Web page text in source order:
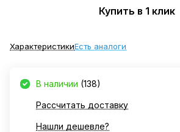
Купить в 1 клик
ХарактеристикиЕсть аналоги
В наличии (138)
Рассчитать доставку
Нашли дешевле?